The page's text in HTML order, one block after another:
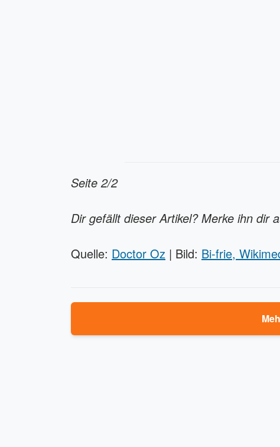
Seite 2/2
Dir gefällt dieser Artikel? Merke ihn dir
Quelle: Doctor Oz | Bild: Bi-frie,